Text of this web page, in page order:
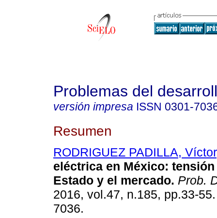
Problemas del
versión impresa ISSN 0301-
Resumen
RODRIGUEZ PADILLA, Víctor
eléctrica en México:
Estado y el mercado. Prob.
2016, vol.47, n.185, pp.33-
7036.